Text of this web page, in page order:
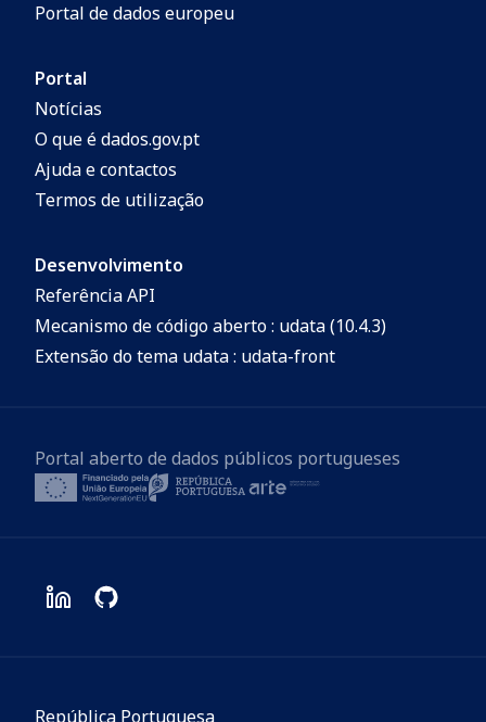
Portal de dados europeu
Portal
Notícias
O que é dados.gov.pt
Ajuda e contactos
Termos de utilização
Desenvolvimento
Referência API
Mecanismo de código aberto : udata (10.4.3)
Extensão do tema udata : udata-front
Portal aberto de dados públicos portugueses
República Portuguesa